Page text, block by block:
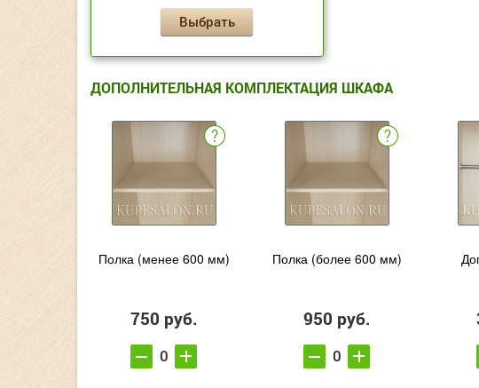
Выбрать
ДОПОЛНИТЕЛЬНАЯ КОМПЛЕКТАЦИЯ ШКАФА
Полка (менее 600 мм)
750 руб.
Полка (более 600 мм)
950 руб.